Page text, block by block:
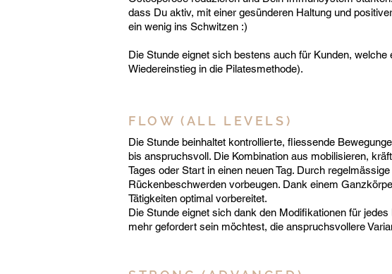
dass Du aktiv, mit einer gesünderen Haltung und
ein wenig ins Schwitzen :)
Die Stunde eignet sich bestens auch für Kunden,
Wiedereinstieg in die Pilatesmethode).
FLOW (ALL LEVELS)
Die Stunde beinhaltet kontrollierte, fliessende
bis anspruchsvoll. Die Kombination aus mobilisieren,
Tages oder Start in einen neuen Tag. Durch
Rückenbeschwerden vorbeugen. Dank einem
Tätigkeiten optimal vorbereitet.
Die Stunde eignet sich dank den Modifikationen für
mehr gefordert sein möchtest, die anspruchsvollere